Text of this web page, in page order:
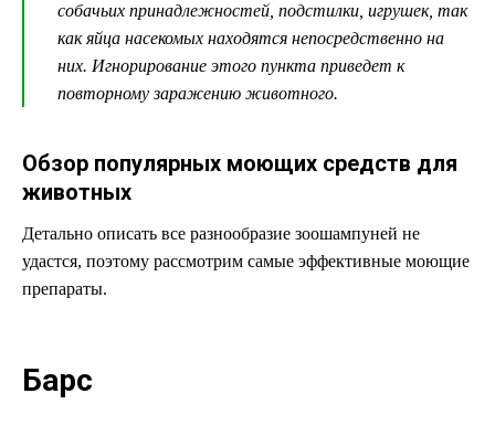
собачьих принадлежностей, подстилки, игрушек, так
как яйца насекомых находятся непосредственно на
них. Игнорирование этого пункта приведет к
повторному заражению животного.
Обзор популярных моющих средств для
животных
Детально описать все разнообразие зоошампуней не
удастся, поэтому рассмотрим самые эффективные моющие
препараты.
Барс